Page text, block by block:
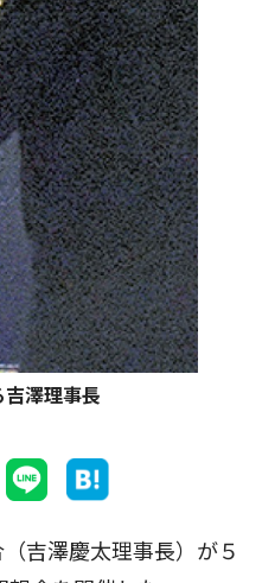
吉澤理事長
吉澤慶太理事長）が５